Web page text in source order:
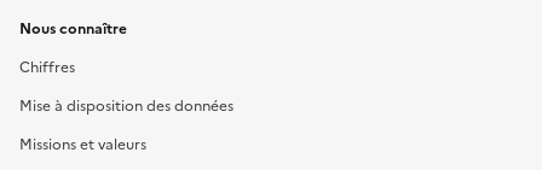
Nous connaître
Chiffres
Mise à disposition des données
Missions et valeurs